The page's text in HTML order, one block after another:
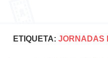
ETIQUETA: JORNADAS